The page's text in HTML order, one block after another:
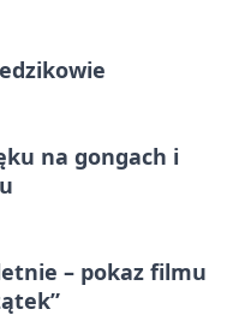
na gongach i
– pokaz filmu